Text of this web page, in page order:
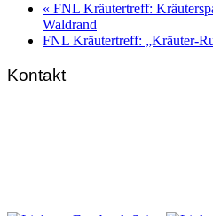
« FNL Kräutertreff:
Waldrand
FNL Kräutertreff: „Kräuter-
Kontakt